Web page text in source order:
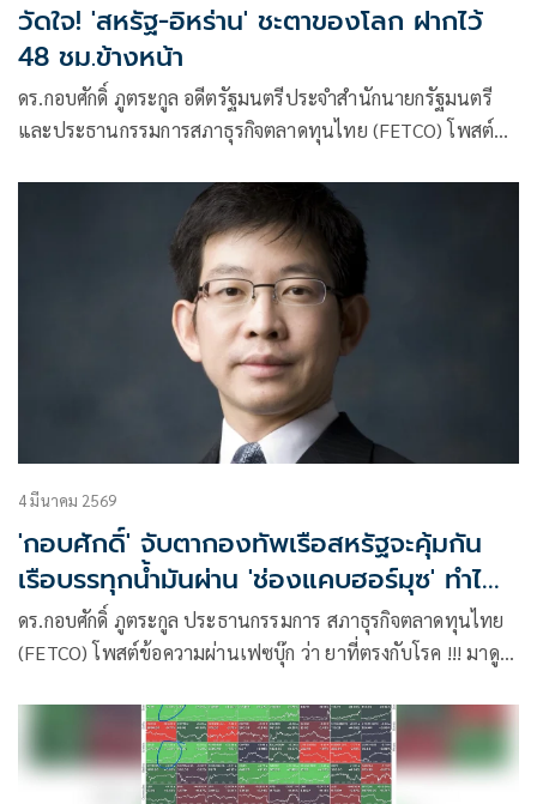
วัดใจ! 'สหรัฐ-อิหร่าน' ชะตาของโลก ฝากไว้
48 ชม.ข้างหน้า
ดร.กอบศักดิ์ ภูตระกูล อดีตรัฐมนตรีประจำสำนักนายกรัฐมนตรี
และประธานกรรมการสภาธุรกิจตลาดทุนไทย (FETCO) โพสต์ข้อ
4 มีนาคม 2569
'กอบศักดิ์' จับตากองทัพเรือสหรัฐจะคุ้มกัน
เรือบรรทุกน้ำมันผ่าน 'ช่องแคบฮอร์มุซ' ทำได้
จริงแค่ไหน
ดร.กอบศักดิ์ ภูตระกูล ประธานกรรมการ สภาธุรกิจตลาดทุนไทย
(FETCO) โพสต์ข้อความผ่านเฟซบุ๊ก ว่า ยาที่ตรงกับโรค !!! มาดู